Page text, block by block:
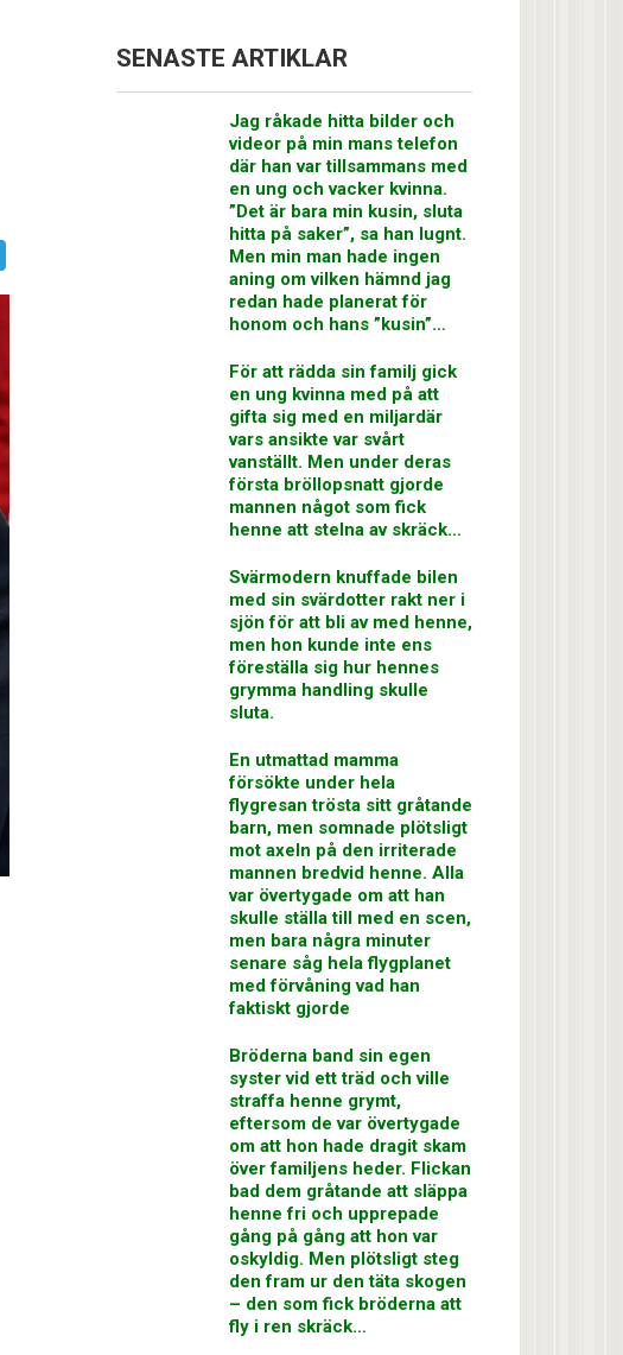
SENASTE ARTIKLAR
Jag råkade hitta bilder och
videor på min mans telefon
där han var tillsammans med
en ung och vacker kvinna.
”Det är bara min kusin, sluta
hitta på saker”, sa han lugnt.
Men min man hade ingen
aning om vilken hämnd jag
redan hade planerat för
honom och hans ”kusin”…
För att rädda sin familj gick
en ung kvinna med på att
gifta sig med en miljardär
vars ansikte var svårt
vanställt. Men under deras
första bröllopsnatt gjorde
mannen något som fick
henne att stelna av skräck…
Svärmodern knuffade bilen
med sin svärdotter rakt ner i
sjön för att bli av med henne,
men hon kunde inte ens
föreställa sig hur hennes
grymma handling skulle
sluta.
En utmattad mamma
försökte under hela
flygresan trösta sitt gråtande
barn, men somnade plötsligt
mot axeln på den irriterade
mannen bredvid henne. Alla
var övertygade om att han
skulle ställa till med en scen,
men bara några minuter
senare såg hela flygplanet
med förvåning vad han
faktiskt gjorde
Bröderna band sin egen
syster vid ett träd och ville
straffa henne grymt,
eftersom de var övertygade
om att hon hade dragit skam
över familjens heder. Flickan
bad dem gråtande att släppa
henne fri och upprepade
gång på gång att hon var
oskyldig. Men plötsligt steg
den fram ur den täta skogen
– den som fick bröderna att
fly i ren skräck…